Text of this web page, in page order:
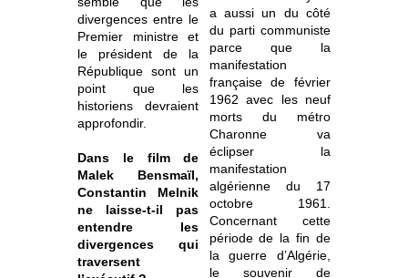
divergences entre le
Premier ministre et
le président de la
République sont un
point que les
historiens devraient
approfondir.
Dans le film de
Malek Bensmaïl,
Constantin Melnik
ne laisse-t-il pas
entendre les
divergences qui
traversent
a aussi un du côté
du parti communiste
parce que la
manifestation
française de février
1962 avec les neuf
morts du métro
Charonne va
éclipser la
manifestation
algérienne du 17
octobre 1961.
Concernant cette
période de la fin de
la guerre d’Algérie,
le souvenir de